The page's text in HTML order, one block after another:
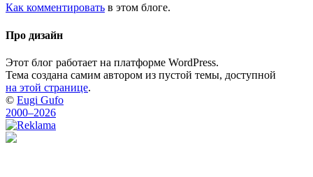
Как комментировать в этом блоге.
Про дизайн
Этот блог работает на платформе WordPress.
Тема создана самим автором из пустой темы, доступной
на этой странице.
© Eugi Gufo
2000–2026